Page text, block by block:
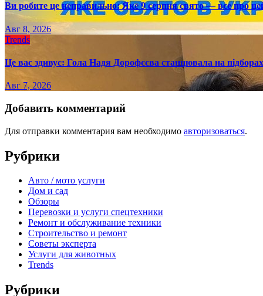
Ви робите це неправильно: Яке 9 серпня свято — все про
Авг 8, 2026
Trends
Це вас здивує: Гола Надя Дорофєєва станцювала на
Авг 7, 2026
Добавить комментарий
Для отправки комментария вам необходимо авторизоваться.
Рубрики
Авто / мото услуги
Дом и сад
Обзоры
Перевозки и услуги спецтехники
Ремонт и обслуживание техники
Строительство и ремонт
Советы эксперта
Услуги для животных
Trends
Рубрики